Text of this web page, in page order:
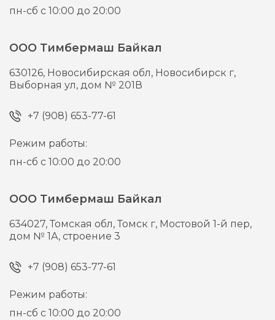
пн-сб с 10:00 до 20:00
ООО Тимбермаш Байкал
630126, Новосибирская обл, Новосибирск г,
Выборная ул, дом № 201В
+7 (908) 653-77-61
Режим работы:
пн-сб с 10:00 до 20:00
ООО Тимбермаш Байкал
634027,Томская обл, Томск г, Мостовой 1-й пер,
дом № 1А, строение 3
+7 (908) 653-77-61
Режим работы:
пн-сб с 10:00 до 20:00